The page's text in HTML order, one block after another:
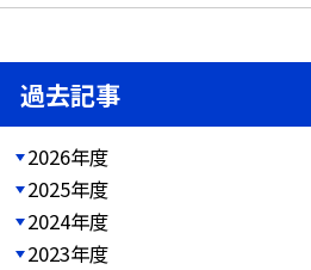
過去記事
2026年度
2025年度
2024年度
2023年度